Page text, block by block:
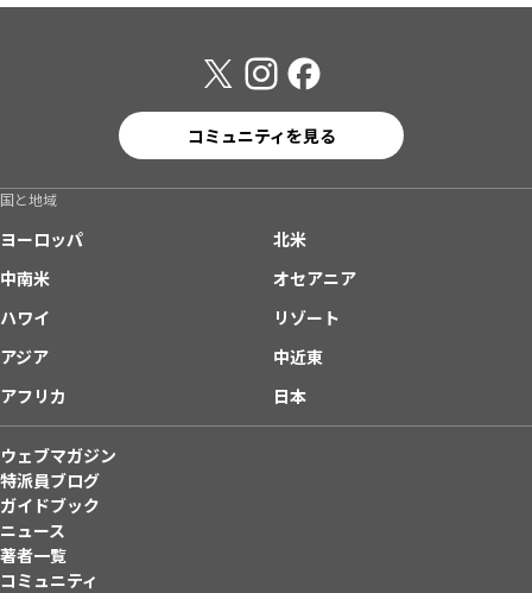
コミュニティを見る
国と地域
ヨーロッパ
北米
中南米
オセアニア
ハワイ
リゾート
アジア
中近東
アフリカ
日本
ウェブマガジン
特派員ブログ
ガイドブック
ニュース
著者一覧
コミュニティ